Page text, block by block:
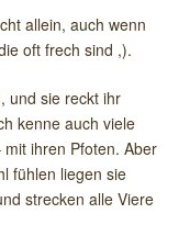
allein, auch wenn
oft frech sind ,).
und sie reckt ihr
kenne auch viele
ihren Pfoten. Aber
fühlen liegen sie
strecken alle Viere